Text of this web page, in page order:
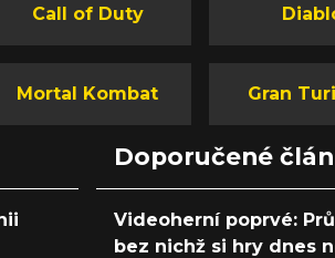
Call of Duty
Mortal Kombat Gran
Doporučené
Videoherní poprvé:
bez nichž si hry dnes